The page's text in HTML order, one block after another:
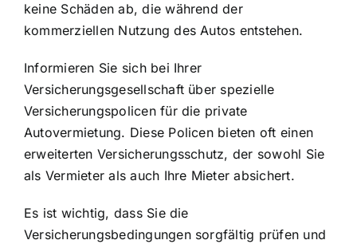
keine Schäden ab, die während der
kommerziellen Nutzung des Autos entstehen.
Informieren Sie sich bei Ihrer
Versicherungsgesellschaft über spezielle
Versicherungspolicen für die private
Autovermietung. Diese Policen bieten oft einen
erweiterten Versicherungsschutz, der sowohl Sie
als Vermieter als auch Ihre Mieter absichert.
Es ist wichtig, dass Sie die
Versicherungsbedingungen sorgfältig prüfen und